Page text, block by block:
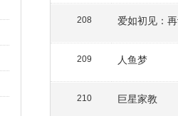
208 爱如初见：
209 人鱼梦
210 巨星家教